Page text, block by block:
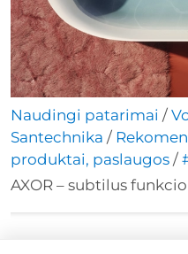
Naudingi patarimai /
Santechnika /
produktai, paslaugos /
AXOR – subtilus